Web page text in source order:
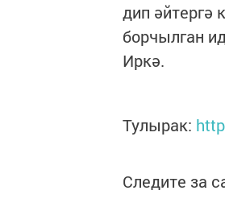
дип әйтергә
борчылган
Иркә.
Тулырак:
Следите за